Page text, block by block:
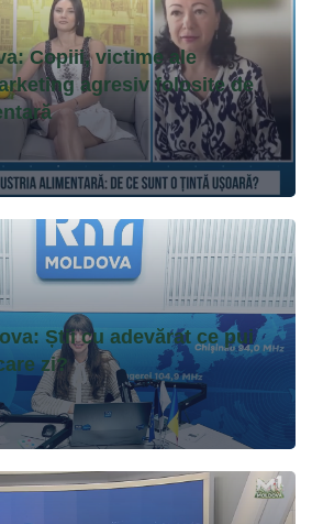
Copiii, victime ale
agresiv folosite de
Știi cu adevărat ce pui
zi?